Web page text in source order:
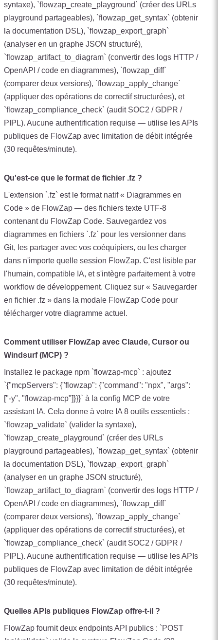
syntaxe), `flowzap_create_playground` (créer des URLs
playground partageables), `flowzap_get_syntax` (obtenir
la documentation DSL), `flowzap_export_graph`
(analyser en un graphe JSON structuré),
`flowzap_artifact_to_diagram` (convertir des logs HTTP /
OpenAPI / code en diagrammes), `flowzap_diff`
(comparer deux versions), `flowzap_apply_change`
(appliquer des opérations de correctif structurées), et
`flowzap_compliance_check` (audit SOC2 / GDPR /
PIPL). Aucune authentification requise — utilise les APIs
publiques de FlowZap avec limitation de débit intégrée
(30 requêtes/minute).
Qu'est-ce que le format de fichier .fz ?
L'extension `.fz` est le format natif « Diagrammes en
Code » de FlowZap — des fichiers texte UTF-8
contenant du FlowZap Code. Sauvegardez vos
diagrammes en fichiers `.fz` pour les versionner dans
Git, les partager avec vos coéquipiers, ou les charger
dans n'importe quelle session FlowZap. C'est lisible par
l'humain, compatible IA, et s'intègre parfaitement à votre
workflow de développement. Cliquez sur « Sauvegarder
en fichier .fz » dans la modale FlowZap Code pour
télécharger votre diagramme actuel.
Comment utiliser FlowZap avec Claude, Cursor ou
Windsurf (MCP) ?
Installez le package npm `flowzap-mcp` : ajoutez
`{"mcpServers": {"flowzap": {"command": "npx", "args":
["-y", "flowzap-mcp"]}}}` à la config MCP de votre
assistant IA. Cela donne à votre IA 8 outils essentiels :
`flowzap_validate` (valider la syntaxe),
`flowzap_create_playground` (créer des URLs
playground partageables), `flowzap_get_syntax` (obtenir
la documentation DSL), `flowzap_export_graph`
(analyser en un graphe JSON structuré),
`flowzap_artifact_to_diagram` (convertir des logs HTTP /
OpenAPI / code en diagrammes), `flowzap_diff`
(comparer deux versions), `flowzap_apply_change`
(appliquer des opérations de correctif structurées), et
`flowzap_compliance_check` (audit SOC2 / GDPR /
PIPL). Aucune authentification requise — utilise les APIs
publiques de FlowZap avec limitation de débit intégrée
(30 requêtes/minute).
Quelles APIs publiques FlowZap offre-t-il ?
FlowZap fournit deux endpoints API publics : `POST